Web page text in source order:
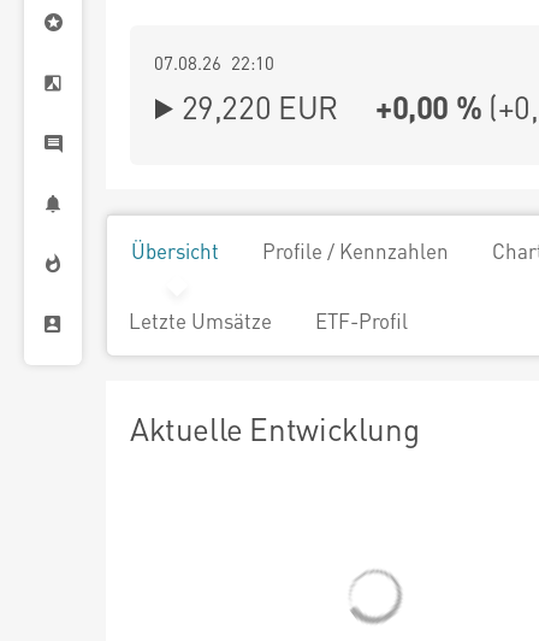
07.08.26 22:10
29,220 EUR +0,00 % (
Übersicht Profile / Kennzahlen
Letzte Umsätze ETF-Profil
Aktuelle Entwicklung